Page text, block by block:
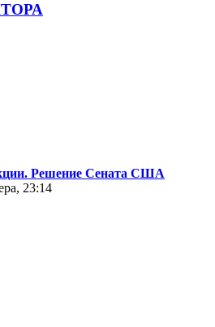
Решение Сената США
23:14